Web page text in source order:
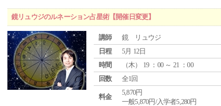
鏡リュウジのルネーション占星術【開催日変更】
講師
鏡 リュウジ
日程
5月 12日
時間
（木） 19 ：00 ～ 21 ：00
回数
全1回
料金
5,870円
一般5,870円/入学者5,280円